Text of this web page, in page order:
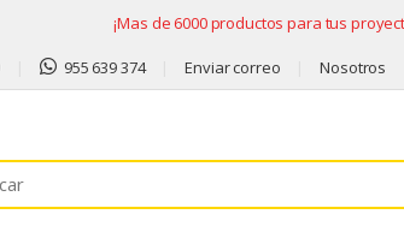
¡Mas de 6000 productos para tus
955 639 374 Enviar correo Nosotros